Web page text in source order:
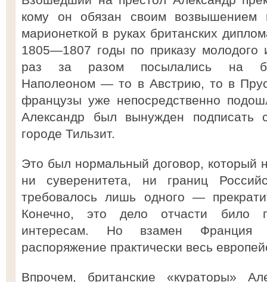
кому он обязан своим возвышением
марионеткой в руках британских
1805—1807 годы по приказу молодого
раз за разом посылались на
Наполеоном — то в Австрию, то в
французы уже непосредственно
Александр был вынужден
городе Тильзит.
Это был нормальный договор, который
ни суверенитета, ни границ
требовалось лишь одного —
Конечно, это дело отчасти било
интересам. Но взамен Франция
распоряжение практически весь
Впрочем, британские «кураторы»